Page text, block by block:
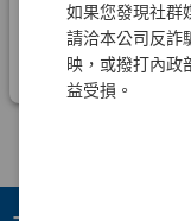
如果您發現社群
請洽本公司反詐
映，或撥打內政
益受損。